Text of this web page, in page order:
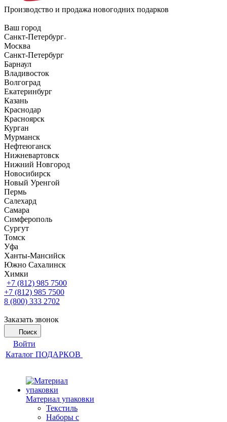
Производство и продажа новогодних подарков
Ваш город
Санкт-Петербург
Москва
Санкт-Петербург
Барнаул
Владивосток
Волгоград
Екатеринбург
Казань
Краснодар
Красноярск
Курган
Мурманск
Нефтеюганск
Нижневартовск
Нижний Новгород
Новосибирск
Новый Уренгой
Пермь
Салехард
Самара
Симферополь
Сургут
Томск
Уфа
Ханты-Мансийск
Южно Сахалинск
Химки
+7 (812) 985 7500
+7 (812) 985 7500
8 (800) 333 2702
Заказать звонок
Поиск
Войти
Каталог ПОДАРКОВ
Материал упаковки
Текстиль
Наборы с